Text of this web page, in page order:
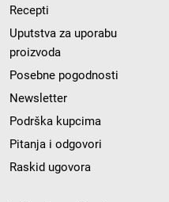
Recepti
Uputstva za uporabu
proizvoda
Posebne pogodnosti
Newsletter
Podrška kupcima
Pitanja i odgovori
Raskid ugovora